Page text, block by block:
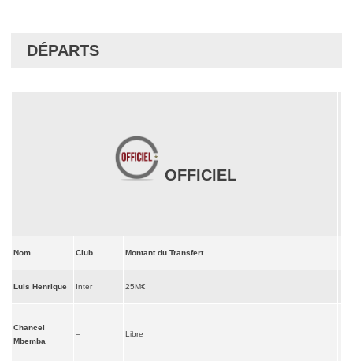
DÉPARTS
OFFICIEL
Nom Club Montant du Transfert
Luis Henrique Inter 25M€
Chancel
Mbemba
– Libre